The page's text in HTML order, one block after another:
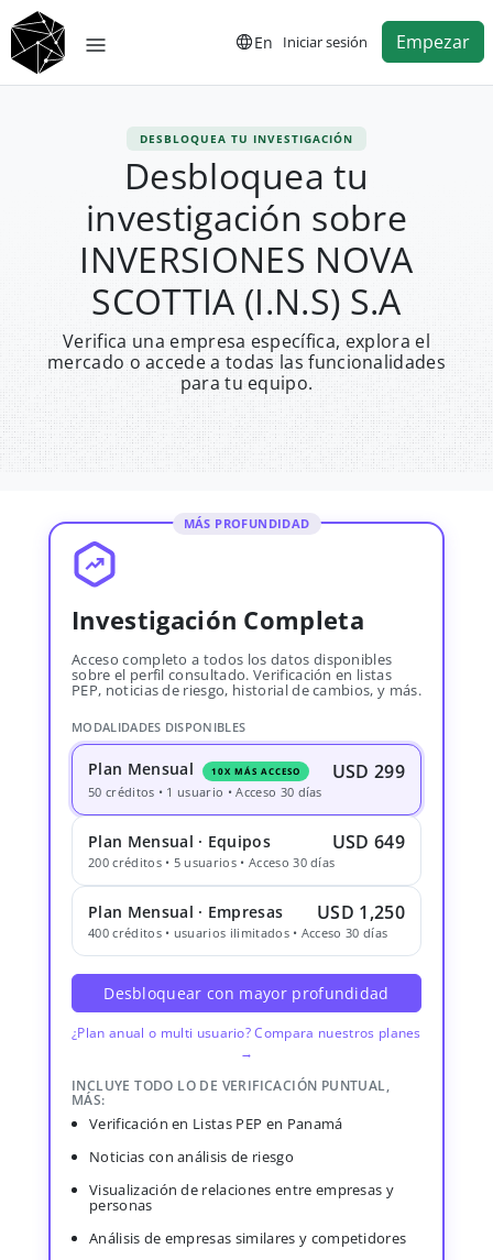
En Iniciar sesión Empezar
DESBLOQUEA TU INVESTIGACIÓN
Desbloquea tu
investigación sobre
INVERSIONES NOVA
SCOTTIA (I.N.S) S.A
Verifica una empresa específica, explora el
mercado o accede a todas las funcionalidades
para tu equipo.
MÁS PROFUNDIDAD
Investigación Completa
Acceso completo a todos los datos disponibles
sobre el perfil consultado. Verificación en listas
PEP, noticias de riesgo, historial de cambios, y más.
MODALIDADES DISPONIBLES
Plan Mensual 10X MÁS ACCESO USD 299
50 créditos • 1 usuario • Acceso 30 días
Plan Mensual · Equipos USD 649
200 créditos • 5 usuarios • Acceso 30 días
Plan Mensual · Empresas USD 1,250
400 créditos • usuarios ilimitados • Acceso 30 días
Desbloquear con mayor profundidad
¿Plan anual o multi usuario? Compara nuestros planes
→
INCLUYE TODO LO DE VERIFICACIÓN PUNTUAL,
MÁS:
Verificación en Listas PEP en Panamá
Noticias con análisis de riesgo
Visualización de relaciones entre empresas y
personas
Análisis de empresas similares y competidores